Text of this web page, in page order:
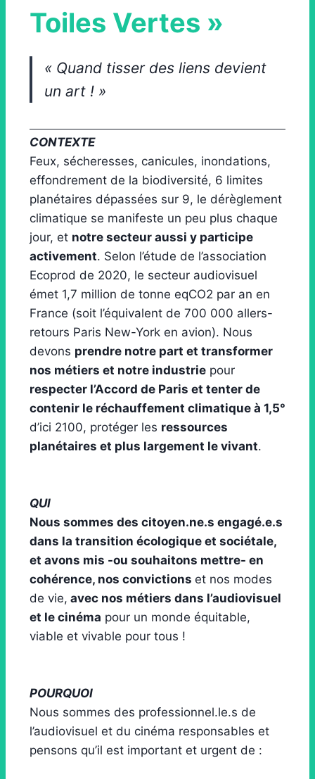
Toiles Vertes »
« Quand tisser des liens devient
un art ! »
CONTEXTE
Feux, sécheresses, canicules, inondations,
effondrement de la biodiversité, 6 limites
planétaires dépassées sur 9, le dérèglement
climatique se manifeste un peu plus chaque
jour, et notre secteur aussi y participe
activement. Selon l’étude de l’association
Ecoprod de 2020, le secteur audiovisuel
émet 1,7 million de tonne eqCO2 par an en
France (soit l’équivalent de 700 000 allers-
retours Paris New-York en avion). Nous
devons prendre notre part et transformer
nos métiers et notre industrie pour
respecter l’Accord de Paris et tenter de
contenir le réchauffement climatique à 1,5°
d’ici 2100, protéger les ressources
planétaires et plus largement le vivant.
QUI
Nous sommes des citoyen.ne.s engagé.e.s
dans la transition écologique et sociétale,
et avons mis -ou souhaitons mettre- en
cohérence, nos convictions et nos modes
de vie, avec nos métiers dans l’audiovisuel
et le cinéma pour un monde équitable,
viable et vivable pour tous !
POURQUOI
Nous sommes des professionnel.le.s de
l’audiovisuel et du cinéma responsables et
pensons qu’il est important et urgent de :